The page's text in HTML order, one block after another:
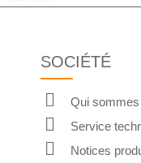
SOCIÉTÉ
Qui sommes
Service
Notices